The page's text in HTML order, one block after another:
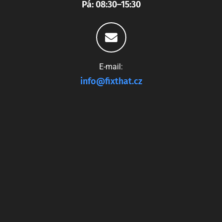
Pá: 08:30–15:30
E-mail:
info@fixthat.cz